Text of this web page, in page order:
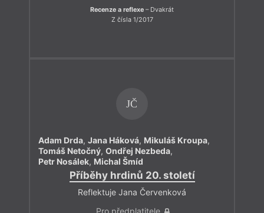
Recenze a reflexe – Dvakrát
Z čísla 1/2017
JČ
Adam Drda, Jana Háková, Mikuláš Kroupa,
Tomáš Netočný, Ondřej Nezbeda,
Petr Nosálek, Michal Šmíd
Příběhy hrdinů 20. století
Reflektuje Jana Červenková